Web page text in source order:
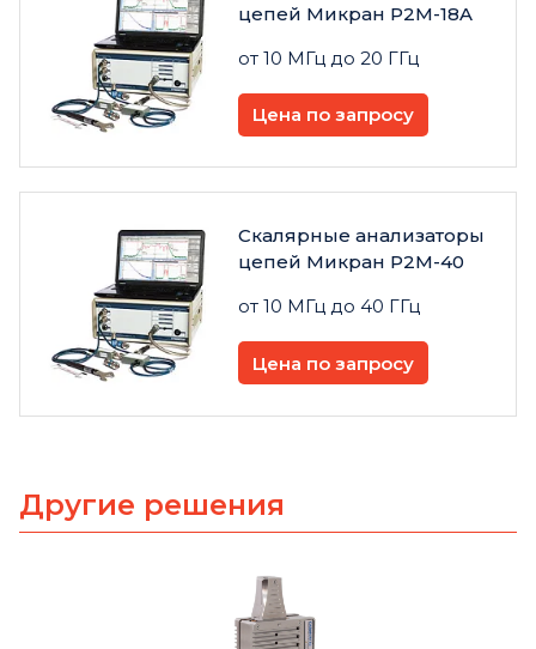
цепей Микран P2M-18A
от 10 МГц до 20 ГГц
Цена по запросу
Скалярные анализаторы
цепей Микран P2M-40
от 10 МГц до 40 ГГц
Цена по запросу
Другие решения